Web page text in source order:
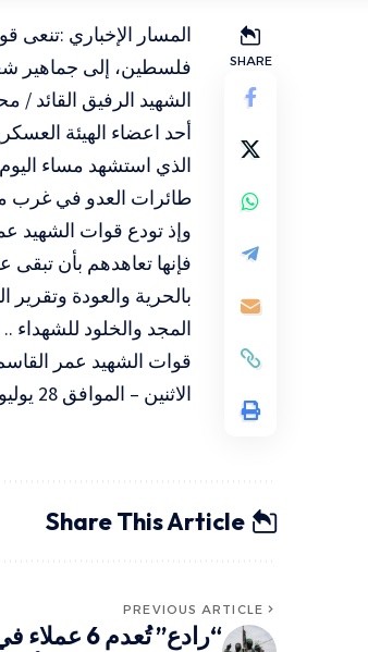
SHARE
المسار الإخباري :تنعى
فلسطين، إلى جماهير
الشهيد الرفيق القائد
أحد اعضاء الهيئة
طائرات العدو في غرب
وإذ تودع قوات الشهيد
فإنها تعاهدهم بأن
بالحرية والعودة وتقرير
المجد والخلود للشهداء
قوات الشهيد عمر
الاثنين – الموافق 28 يوليو 2025
Share This Article
PREVIOUS ARTICLE
“رادع” تُعدم